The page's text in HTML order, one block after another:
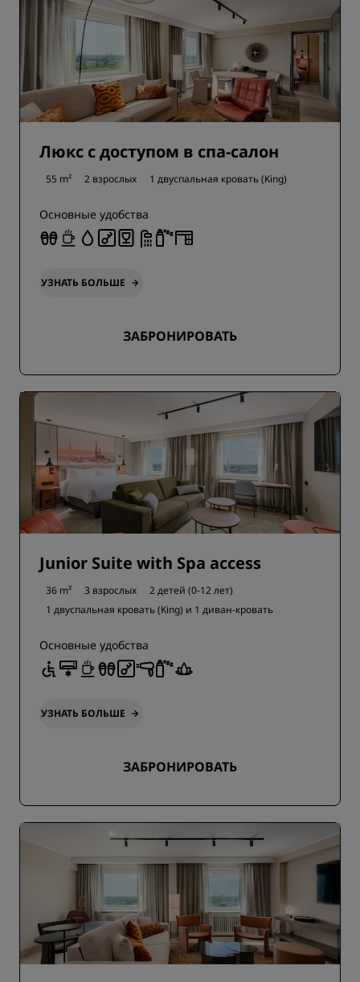
Люкс с доступом в спа-салон
55 m² 2 взрослых 1 двуспальная кровать (King)
Основные удобства
УЗНАТЬ БОЛЬШЕ
ЗАБРОНИРОВАТЬ
Junior Suite with Spa access
36 m² 3 взрослых
2 детей (0-12 лет)
1 двуспальная кровать (King) и 1 диван-кровать
Основные удобства
УЗНАТЬ БОЛЬШЕ
ЗАБРОНИРОВАТЬ